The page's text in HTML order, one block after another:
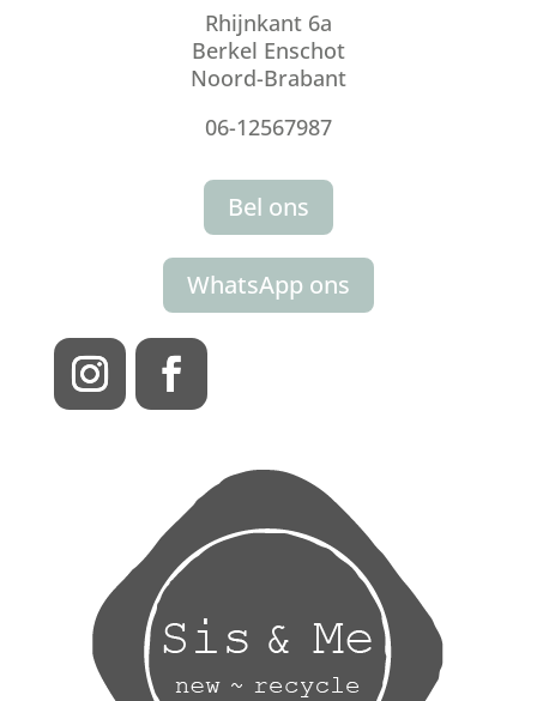
Rhijnkant 6a
Berkel Enschot
Noord-Brabant
06-12567987
Bel ons
WhatsApp ons